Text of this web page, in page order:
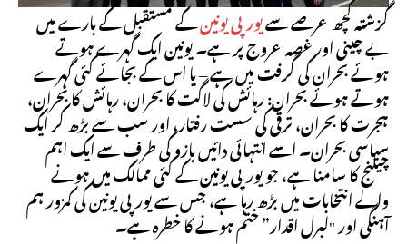
گزشتہ کچھ عرصے سےیورپی یونینکے مستقبل کے بارے میں
بے چینی اور غصہ عروج پر ہے۔ یونین ایک گہرے ہوتے
ہوئے بحران کی گرفت میں ہے – یا اس کے بجائے کئی گہرے
ہوتے ہوئے بحران: رہائش کی لاگت کا بحران، رہائش کا بحران،
ہجرت کا بحران، ترقی کی سست رفتار، اور سب سے بڑھ کر ایک
سیاسی بحران۔ اسے انتہائی دائیں بازو کی طرف سے ایک اہم
چیلنج کا سامنا ہے، جو یورپی یونین کے کئی ممالک میں ہونے
والے انتخابات میں بڑھ رہا ہے، جس سے یورپی یونین کی کمزور ہم
آہنگی اور "لبرل اقدار” ختم ہونے کا خطرہ ہے۔